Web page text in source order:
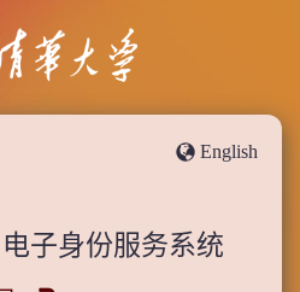
English
子身份服务系统